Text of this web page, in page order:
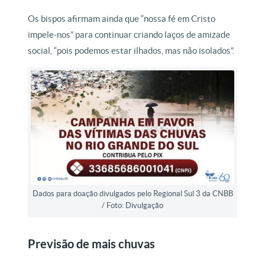
Os bispos afirmam ainda que “nossa fé em Cristo
impele-nos” para continuar criando laços de amizade
social, “pois podemos estar ilhados, mas não isolados”.
Dados para doação divulgados pelo Regional Sul 3 da CNBB
/ Foto: Divulgação
Previsão de mais chuvas